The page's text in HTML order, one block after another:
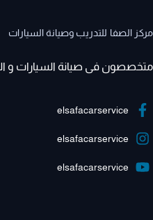
مركز الصفا للتدريب وصيانة السيارات
متخصصون فى صيانة السيارات و
elsafacarservice
elsafacarservice
elsafacarservice